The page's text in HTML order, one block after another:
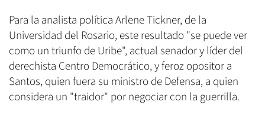
Para la analista política Arlene Tickner, de la
Universidad del Rosario, este resultado "se puede ver
como un triunfo de Uribe", actual senador y líder del
derechista Centro Democrático, y feroz opositor a
Santos, quien fuera su ministro de Defensa, a quien
considera un "traidor" por negociar con la guerrilla.